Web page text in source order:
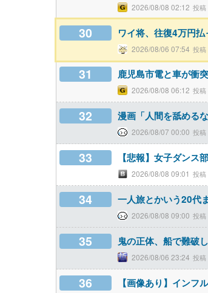
2026/08/08 02:12
30 ワイ将、往復4万円
2026/08/06 07:54
31 鹿児島市電と車が衝
2026/08/08 06:12
32 漫画「人間を舐める
2026/08/07 00:00
33 【悲報】女子ダンス
2026/08/08 09:01
34 一人旅とかいう20代
2026/08/08 09:00
35 鬼の正体、船で難破
2026/08/06 23:24
36 【画像あり】インフ